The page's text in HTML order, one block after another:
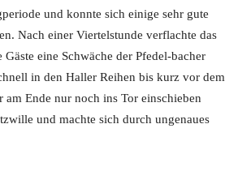
und konnte sich einige sehr gute
Nach einer Viertelstunde verflachte das
eine Schwäche der Pfedel-bacher
in den Haller Reihen bis kurz vor dem
am Ende nur noch ins Tor einschieben
und machte sich durch ungenaues